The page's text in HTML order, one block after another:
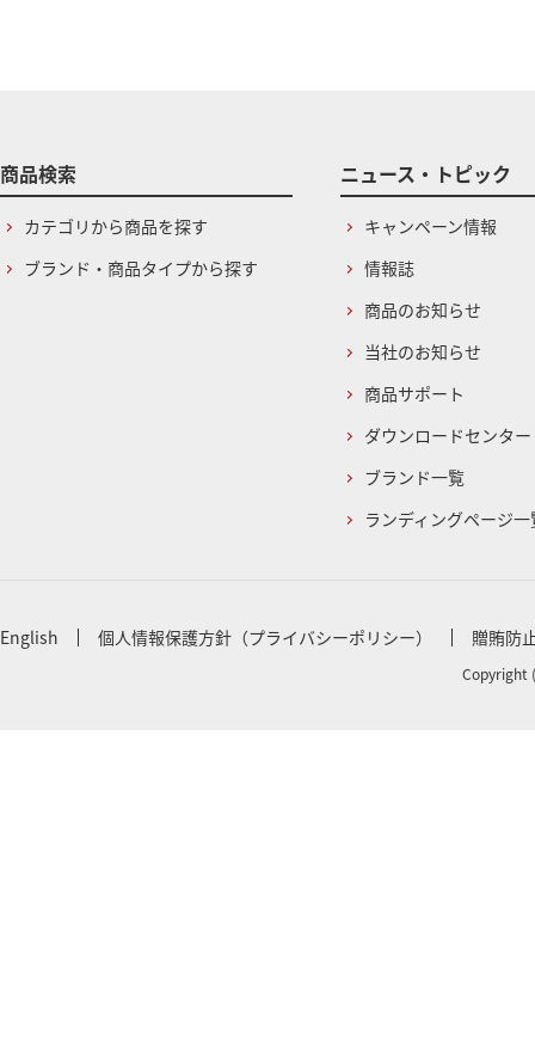
商品検索
カテゴリから商品を探す
ブランド・商品タイプから探す
ニュース・トピック
キャンペーン情報
情報誌
商品のお知らせ
当社のお知らせ
商品サポート
ダウンロードセンター
ブランド一覧
ランディングページ一
English 個人情報保護方針（プライバシーポリシー） 贈賄防
Copyright